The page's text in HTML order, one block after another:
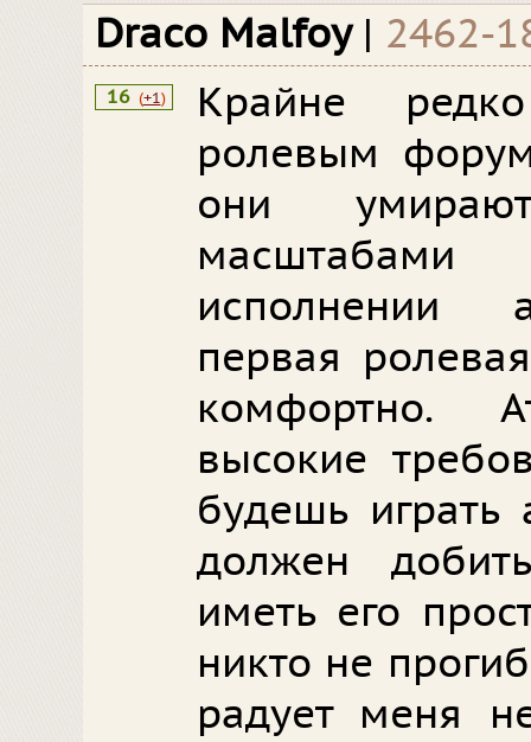
Draco Malfoy | 2462-
16 (+1)
Крайне
ролевым
они
исполнении
первая
комфортно.
высокие
будешь
должен
иметь его
никто не
радует меня